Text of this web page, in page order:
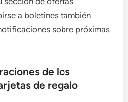
a boletines también
sobre próximas
de los
de regalo